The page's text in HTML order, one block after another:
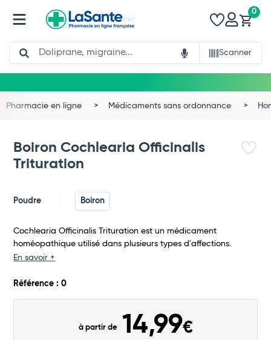
Search
Scanner
0
Total
Pharmacie en ligne Médicaments sans ordonnance
Boiron Cochlearia Officinalis
Trituration
Poudre Boiron
Cochlearia Officinalis Trituration est un médicament
homéopathique utilisé dans plusieurs types d'affections.
En savoir +
Référence : 0
à partir de 14,99€